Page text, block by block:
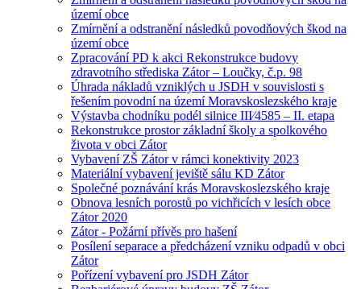
území obce
Zmírnění a odstranění následků povodňových škod na
území obce
Zpracování PD k akci Rekonstrukce budovy
zdravotního střediska Zátor – Loučky, č.p. 98
Úhrada nákladů vzniklých u JSDH v souvislosti s
řešením povodní na území Moravskoslezského kraje
Výstavba chodníku podél silnice III⁄4585 – II. etapa
Rekonstrukce prostor základní školy a spolkového
života v obci Zátor
Vybavení ZŠ Zátor v rámci konektivity 2023
Materiální vybavení jeviště sálu KD Zátor
Společné poznávání krás Moravskoslezského kraje
Obnova lesních porostů po vichřicích v lesích obce
Zátor 2020
Zátor - Požární přívěs pro hašení
Posílení separace a předcházení vzniku odpadů v obci
Zátor
Pořízení vybavení pro JSDH Zátor